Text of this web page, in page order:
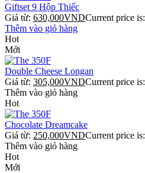
Giftset 9 Hộp Thiếc
Giá từ: 630,000VNDCurrent price is:
Thêm vào giỏ hàng
Hot
Mới
Double Cheese Longan
Giá từ: 305,000VNDCurrent price is:
Thêm vào giỏ hàng
Hot
Chocolate Dreamcake
Giá từ: 250,000VNDCurrent price is:
Thêm vào giỏ hàng
Hot
Mới